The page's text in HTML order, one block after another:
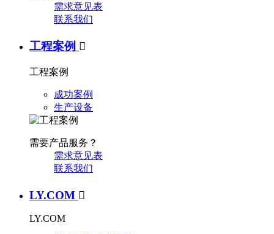
需求意见表
联系我们
工程案例 
工程案例
成功案例
生产设备
需要产品服务？
需求意见表
联系我们
LY.COM 
LY.COM